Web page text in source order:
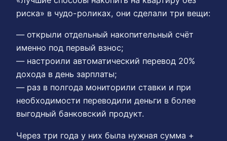
риска» в чудо-роликах, они сделали три вещи:
— открыли отдельный накопительный счёт
именно под первый взнос;
— настроили автоматический перевод 20%
дохода в день зарплаты;
— раз в полгода мониторили ставки и при
необходимости переводили деньги в более
выгодный банковский продукт.
Через три года у них была нужная сумма +